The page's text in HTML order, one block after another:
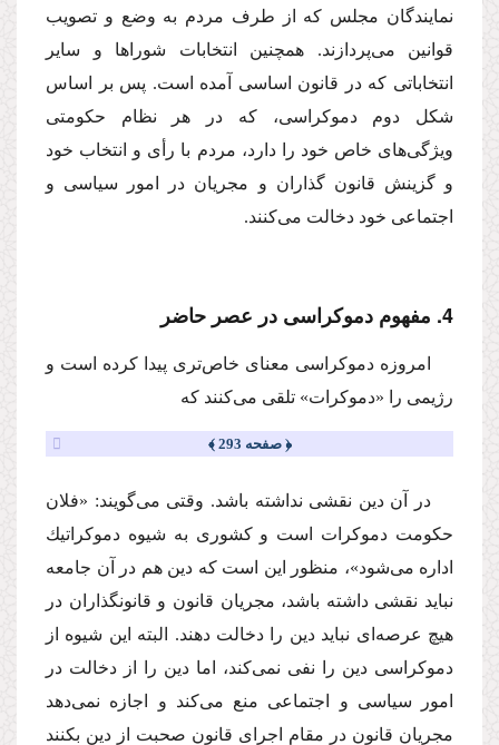
نمایندگان مجلس كه از طرف مردم به وضع و تصویب
قوانین مى‌پردازند. همچنین انتخابات شوراها و سایر
انتخاباتى كه در قانون اساسى آمده است. پس بر اساس
شكل دوم دموكراسى، كه در هر نظام حكومتى
ویژگى‌هاى خاص خود را دارد، مردم با رأى و انتخاب خود
و گزینش قانون گذاران و مجریان در امور سیاسى و
اجتماعى خود دخالت مى‌كنند.
4. مفهوم دموكراسى در عصر حاضر
امروزه دموكراسى معناى خاص‌ترى پیدا كرده است و
رژیمى را «دموكرات» تلقى مى‌كنند كه
﴿ صفحه 293 ﴾
در آن دین نقشى نداشته باشد. وقتى مى‌گویند: «فلان
حكومت دموكرات است و كشورى به شیوه دموكراتیك
اداره مى‌شود»، منظور این است كه دین هم در آن جامعه
نباید نقشى داشته باشد، مجریان قانون و قانونگذاران در
هیچ عرصه‌اى نباید دین را دخالت دهند. البته این شیوه از
دموكراسى دین را نفى نمى‌كند، اما دین را از دخالت در
امور سیاسى و اجتماعى منع مى‌كند و اجازه نمى‌دهد
مجریان قانون در مقام اجراى قانون صحبت از دین بكنند